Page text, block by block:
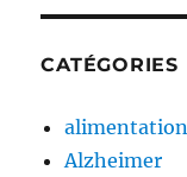
CATÉGORIES
alimentation
Alzheimer